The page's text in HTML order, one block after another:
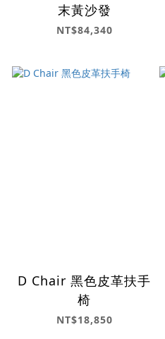
末黃沙發
NT$84,340
D Chair 黑色皮革扶手
椅
NT$18,850